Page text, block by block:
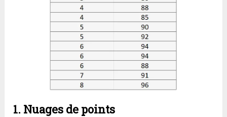
1. Nuages de points